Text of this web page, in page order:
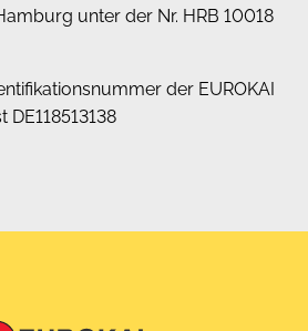
unter der Nr. HRB 10018
der EUROKAI
DE118513138